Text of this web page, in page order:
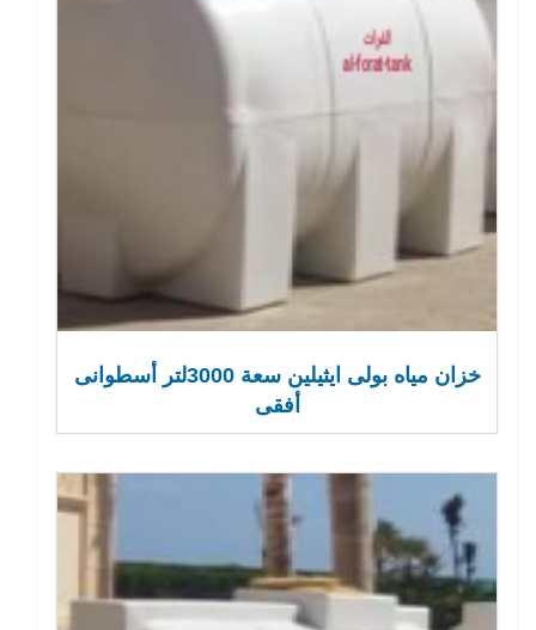
خزان مياه بولى ايثيلين سعة 3000لتر أسطوانى
أفقى